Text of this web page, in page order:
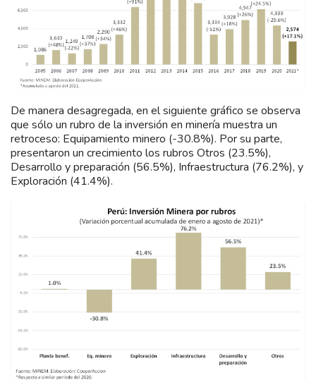
De manera desagregada, en el siguiente gráfico se observa
que sólo un rubro de la inversión en minería muestra un
retroceso: Equipamiento minero (-30.8%). Por su parte,
presentaron un crecimiento los rubros Otros (23.5%),
Desarrollo y preparación (56.5%), Infraestructura (76.2%), y
Exploración (41.4%).